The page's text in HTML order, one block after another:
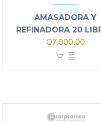
AMASADORA Y
REFINADORA 20
El
precio
Q7,900.00El